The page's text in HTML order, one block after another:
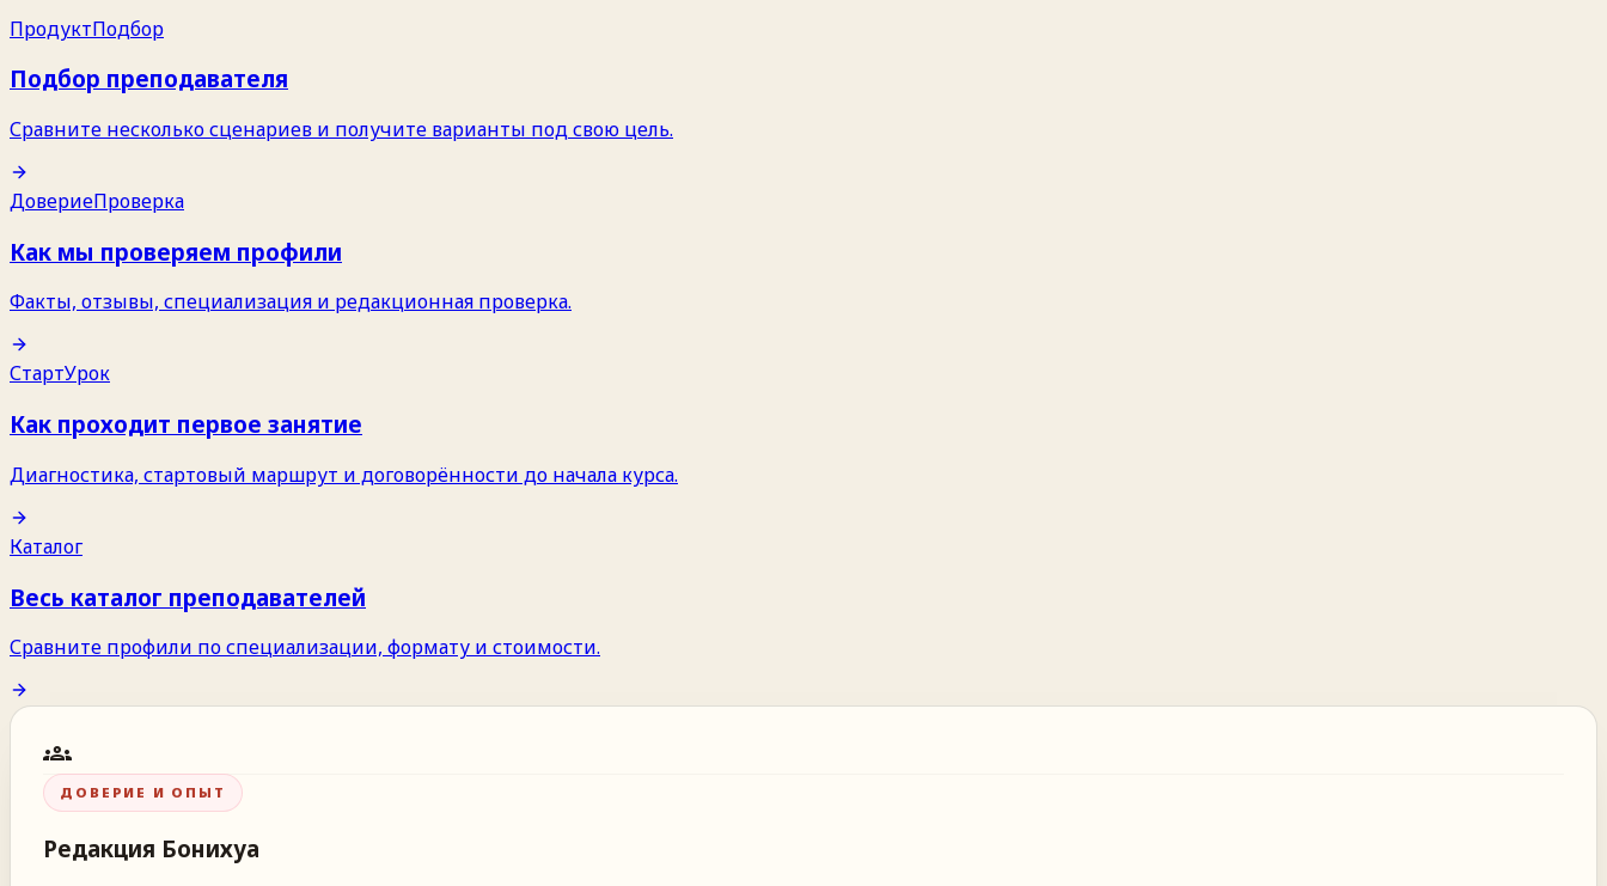
ПродуктПодбор
Подбор преподавателя
Сравните несколько сценариев и получите варианты под свою цель.
ДовериеПроверка
Как мы проверяем профили
Факты, отзывы, специализация и редакционная проверка.
СтартУрок
Как проходит первое занятие
Диагностика, стартовый маршрут и договорённости до начала курса.
Каталог
Весь каталог преподавателей
Сравните профили по специализации, формату и стоимости.
groups
ДОВЕРИЕ И ОПЫТ
Редакция Бонихуа